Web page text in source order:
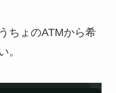
ちょのATMから希
。